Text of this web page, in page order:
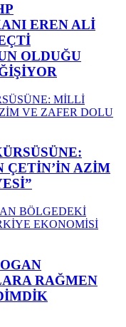
EREN ALİ
OLDUĞU
ÇETİN’İN AZİM
RAĞMEN